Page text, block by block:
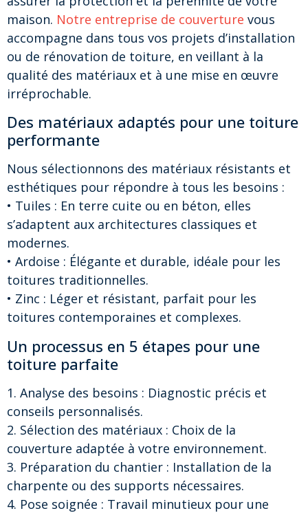
maison. Notre entreprise de couverture vous
accompagne dans tous vos projets d’installation
ou de rénovation de toiture, en veillant à la
qualité des matériaux et à une mise en œuvre
irréprochable.
Des matériaux adaptés pour une toiture
performante
Nous sélectionnons des matériaux résistants et
esthétiques pour répondre à tous les besoins :
• Tuiles : En terre cuite ou en béton, elles
s’adaptent aux architectures classiques et
modernes.
• Ardoise : Élégante et durable, idéale pour les
toitures traditionnelles.
• Zinc : Léger et résistant, parfait pour les
toitures contemporaines et complexes.
Un processus en 5 étapes pour une
toiture parfaite
1. Analyse des besoins : Diagnostic précis et
conseils personnalisés.
2. Sélection des matériaux : Choix de la
couverture adaptée à votre environnement.
3. Préparation du chantier : Installation de la
charpente ou des supports nécessaires.
4. Pose soignée : Travail minutieux pour une